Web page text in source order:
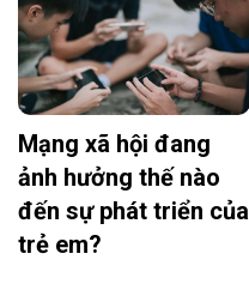
Mạng xã hội đang
ảnh hưởng thế nào
đến sự phát triển của
trẻ em?